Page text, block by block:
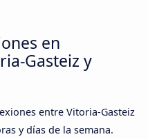
en
Gasteiz y
entre Vitoria-Gasteiz
y días de la semana.